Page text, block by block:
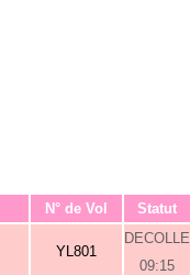
N° de Vol Statut
YL801
DECOLLE
09:15